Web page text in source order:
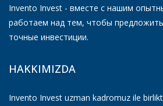
Invento Invest - вместе с нашим
работаем над тем, чтобы
точные инвестиции.
HAKKIMIZDA
Invento Invest uzman kadromuz ile